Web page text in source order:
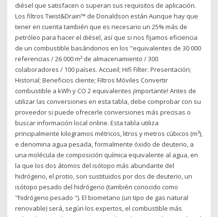
diésel que satisfacen o superan sus requisitos de aplicación.
Los filtros Twist&Drain™ de Donaldson están Aunque hay que
tener en cuenta también que es necesario un 25% más de
petróleo para hacer el diésel, así que si nos fijamos eficiencia
de un combustible basándonos en los "equivalentes de 30 000
referencias / 26 000 m² de almacenamiento / 300
colaboradores / 100 países. Accueil; Hifi Filter. Presentación;
Historial; Beneficios cliente; Filtros Móviles Convertir
combustible a kWh y CO 2 equivalentes ¡Importante! Antes de
utilizar las conversiones en esta tabla, debe comprobar con su
proveedor si puede ofrecerle conversiones más precisas o
buscar información local online. Esta tabla utiliza
principalmente kilogramos métricos, litros y metros cúbicos (m³),
e denomina agua pesada, formalmente óxido de deuterio, a
una molécula de composición química equivalente al agua, en
la que los dos átomos del isótopo más abundante del
hidrógeno, el protio, son sustituidos por dos de deuterio, un
isótopo pesado del hidrógeno (también conocido como
"hidrógeno pesado "). El biometano (un tipo de gas natural
renovable) será, según los expertos, el combustible más